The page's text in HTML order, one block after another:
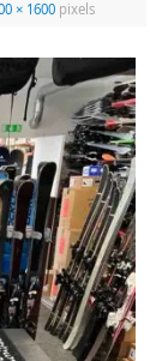
× 1600pixels